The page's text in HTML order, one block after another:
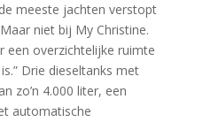
meeste jachten verstopt
niet bij My Christine.
een overzichtelijke ruimte
Drie dieseltanks met
zo’n 4.000 liter, een
automatische